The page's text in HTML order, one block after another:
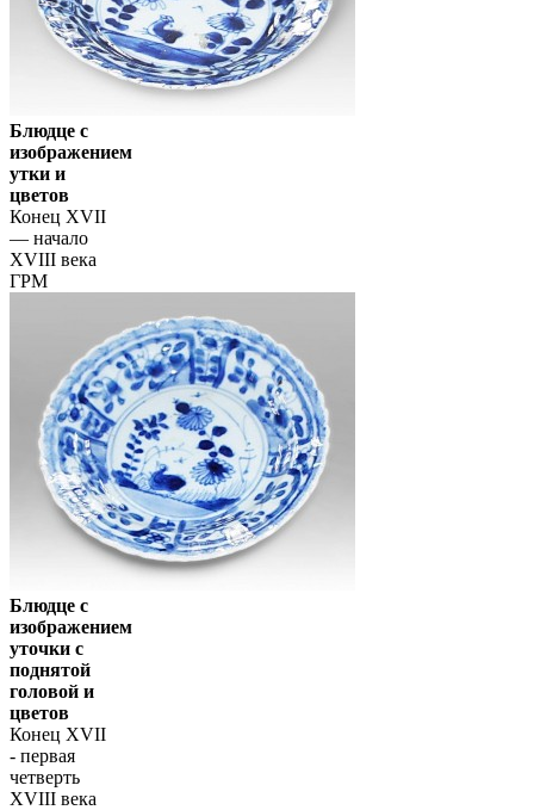
Блюдце с
изображением
утки и
цветов
Конец XVII
— начало
XVIII века
ГРМ
Блюдце с
изображением
уточки с
поднятой
головой и
цветов
Конец XVII
- первая
четверть
XVIII века